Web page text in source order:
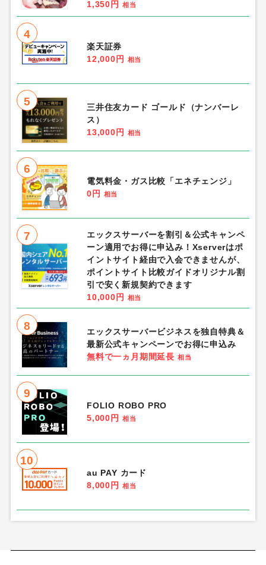
1,350円 相当
4
楽天証券
12,000円
相当
5
三井住友カード ゴールド（ナンバーレ
ス）
13,000円
相当
6
電気料金・ガス比較「エネチェンジ」
0円
相当
7
エックスサーバーを割引＆公式キャンペ
ーン適用でお得に申込み！Xserverはポ
イントサイト経由で入会できませんが、
ポイントサイト比較ガイドオリジナル割
引で安く新規契約できます
10,000円
相当
8
エックスサーバービジネスを独自特典＆
最新公式キャンペーンでお得に申込み
無料で一ヵ月期間延長 相当
9
FOLIO ROBO PRO
5,000円
相当
10
au PAY カード
8,000円
相当